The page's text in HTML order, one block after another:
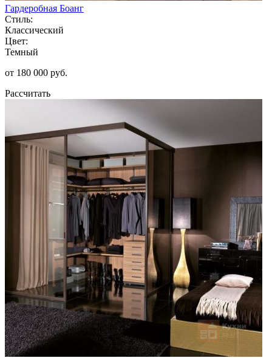
Гардеробная Боанг
Стиль:
Классический
Цвет:
Темный
от 180 000 руб.
Рассчитать